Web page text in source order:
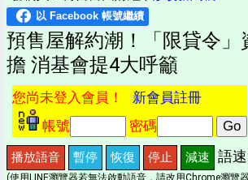
預售屋解約潮！「限貸令」
擔 消基會提4大呼籲
您尚未登入會員！ 新會員註冊
帳號
密碼
播放語音 暫停 恢復 停止 減速 語
(使用LINE瀏覽器若無法啟動語音，請改用Chrome瀏覽